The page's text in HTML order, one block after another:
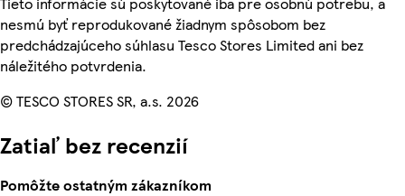
nesmú byť reprodukované žiadnym spôsobom bez
predchádzajúceho súhlasu Tesco Stores Limited ani bez
náležitého potvrdenia.
© TESCO STORES SR, a.s. 2026
Zatiaľ bez recenzií
Pomôžte ostatným zákazníkom